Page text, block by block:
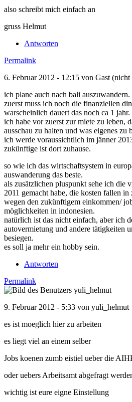
also schreibt mich einfach an
gruss Helmut
Antworten
Permalink
6. Februar 2012 - 12:15 von Gast
ich plane auch nach bali auszuwandern.
zuerst muss ich noch die finanziellen
warscheinlich dauert das noch ca 1 jahr.
ich habe vor zuerst zur miete zu leben,
ausschau zu halten und was eigenes zu
ich werde voraussichtlich im jänner
zukünftige ist dort zuhause.
so wie ich das wirtschaftsystem in
auswanderung das beste.
als zusätzlichen pluspunkt sehe ich die
2011 gemacht habe, die kosten fallen
wegen den zukünftigem einkommen/
möglichkeiten in indonesien.
natürlich ist das nicht einfach, aber ich
autovermietung und andere tätigkeiten
besiegen.
es soll ja mehr ein hobby sein.
Antworten
Permalink
9. Februar 2012 - 5:33 von yuli_helmut
es ist moeglich hier zu arbeiten
es liegt viel an einem selber
Jobs koenen zumb eistiel ueber die
oder uebers Arbeitsamt abgefragt
wichtig ist eure eigne Einstellung